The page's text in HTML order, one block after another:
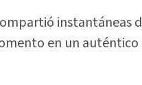
instantáneas
en un